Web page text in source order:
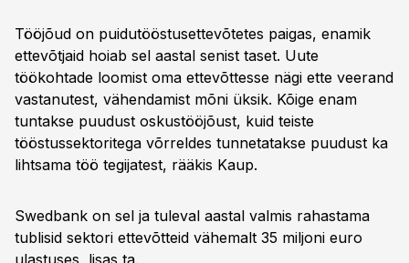
Tööjõud on puidutööstusettevõtetes paigas, enamik
ettevõtjaid hoiab sel aastal senist taset. Uute
töökohtade loomist oma ettevõttesse nägi ette veerand
vastanutest, vähendamist mõni üksik. Kõige enam
tuntakse puudust oskustööjõust, kuid teiste
tööstussektoritega võrreldes tunnetatakse puudust ka
lihtsama töö tegijatest, rääkis Kaup.
Swedbank on sel ja tuleval aastal valmis rahastama
tublisid sektori ettevõtteid vähemalt 35 miljoni euro
ulastuses, lisas ta.